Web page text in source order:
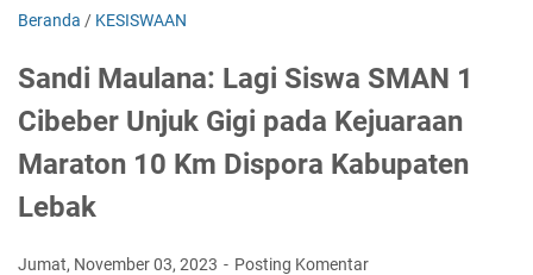
Beranda / KESISWAAN
Sandi Maulana: Lagi Siswa SMAN 1
Cibeber Unjuk Gigi pada Kejuaraan
Maraton 10 Km Dispora Kabupaten
Lebak
Jumat, November 03, 2023 Posting Komentar